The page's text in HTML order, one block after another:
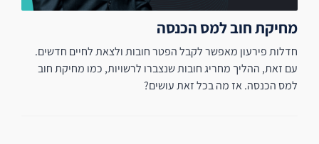
מחיקת חוב למס הכנסה
חדלות פירעון מאפשר לקבל הפטר חובות ולצאת לחיים חדשים.
עם זאת, ההליך מחריג חובות שנצברו לרשויות, כמו מחיקת חוב
למס הכנסה. אז מה בכל זאת עושים?